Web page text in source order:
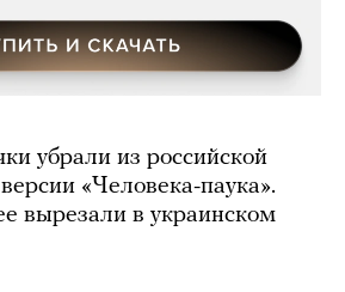
убрали из российской
«Человека-паука».
вырезали в украинском